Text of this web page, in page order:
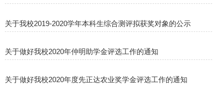
关于我校2019-2020学年本科生综合测评拟获奖对象的公示
关于做好我校2020年仲明助学金评选工作的通知
关于做好我校2020年度先正达农业奖学金评选工作的通知